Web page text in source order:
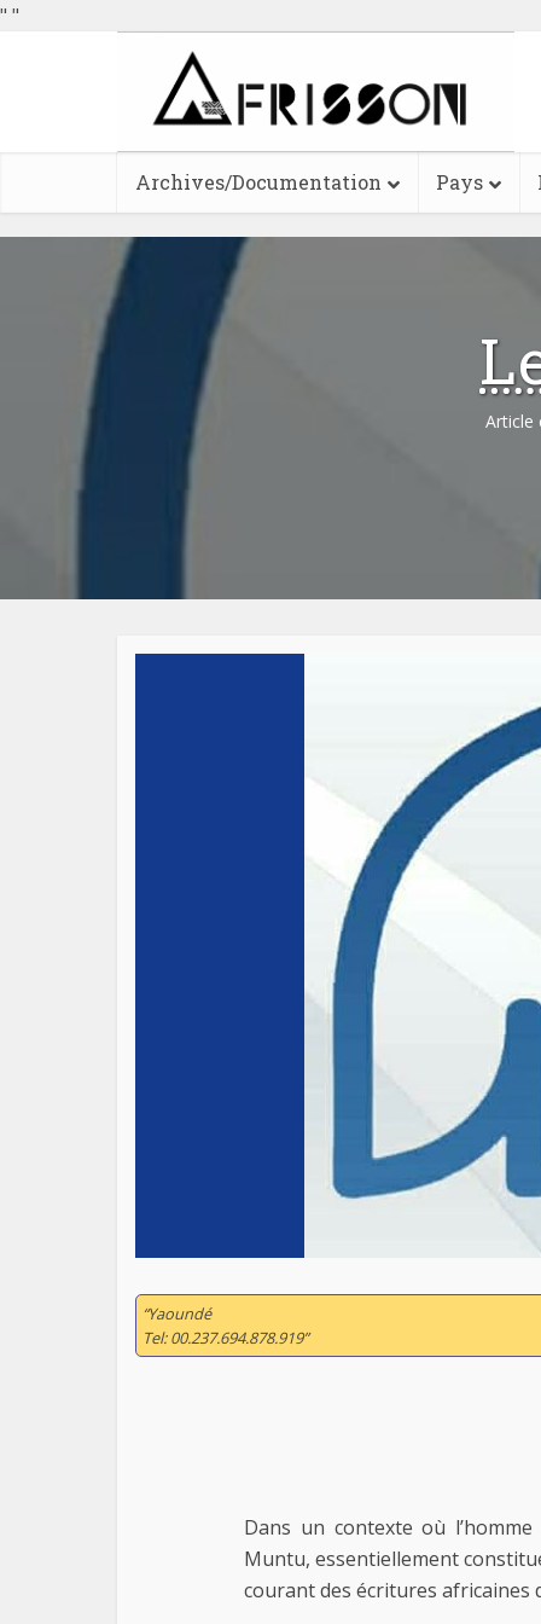
" "
Archives/Documentation Pays
Article
“Yaoundé
Tel: 00.237.694.878.919”
Dans un contexte où
Muntu, essentiellement
courant des écritures africaines